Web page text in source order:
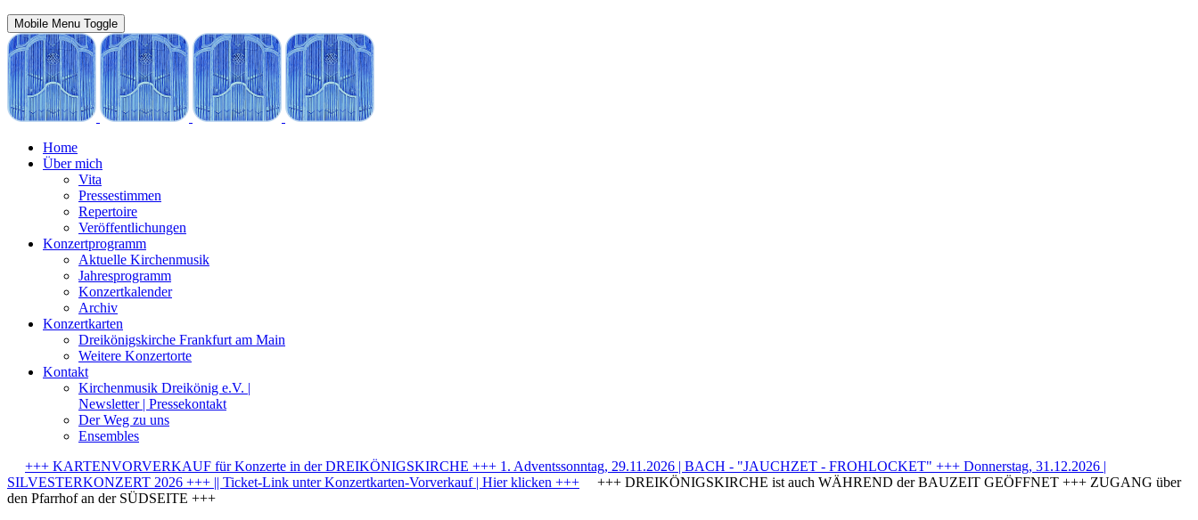
Mobile Menu Toggle
Home
Über mich
Vita
Pressestimmen
Repertoire
Veröffentlichungen
Konzertprogramm
Aktuelle Kirchenmusik
Jahresprogramm
Konzertkalender
Archiv
Konzertkarten
Dreikönigskirche Frankfurt am Main
Weitere Konzertorte
Kontakt
Kirchenmusik Dreikönig e.V. |
Newsletter | Pressekontakt
Der Weg zu uns
Ensembles
+++ KARTENVORVERKAUF für Konzerte in der DREIKÖNIGSKIRCHE +++ 1. Adventssonntag, 29.11.2026 | BACH - "JAUCHZET - FROHLOCKET" +++ Donnerstag, 31.12.2026 |
SILVESTERKONZERT 2026 +++ || Ticket-Link unter Konzertkarten-Vorverkauf | Hier klicken +++ +++ DREIKÖNIGSKIRCHE ist auch WÄHREND der BAUZEIT GEÖFFNET +++ ZUGANG über
den Pfarrhof an der SÜDSEITE +++